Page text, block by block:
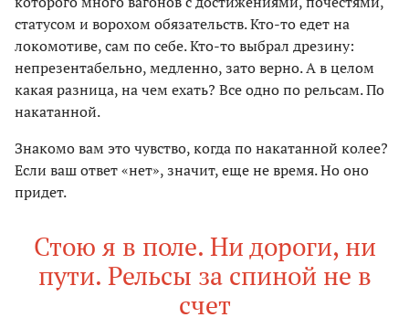
статусом и ворохом обязательств. Кто-то едет на
локомотиве, сам по себе. Кто-то выбрал дрезину:
непрезентабельно, медленно, зато верно. А в целом
какая разница, на чем ехать? Все одно по рельсам. По
накатанной.
Знакомо вам это чувство, когда по накатанной колее?
Если ваш ответ «нет», значит, еще не время. Но оно
придет.
Стою я в поле. Ни дороги, ни
пути. Рельсы за спиной не в
счет